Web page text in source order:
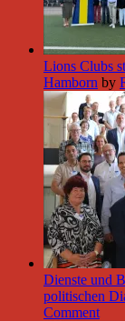
Lions Clubs
Hamborn by
Dienste und
politischen
Comment